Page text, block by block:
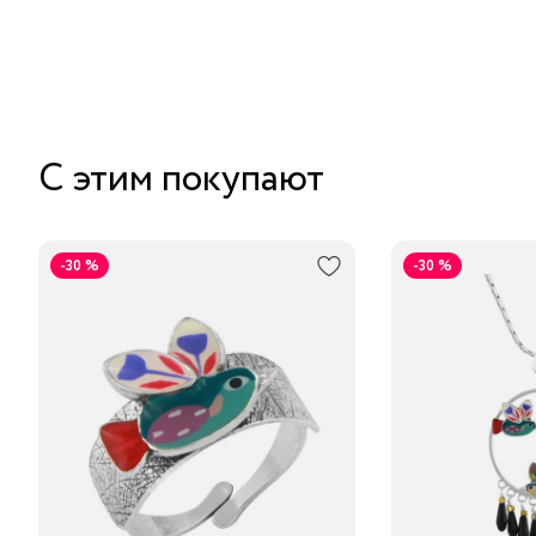
С этим покупают
-30 % -30 %